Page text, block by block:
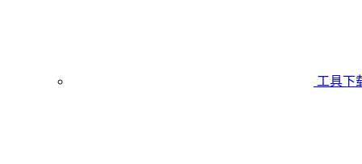
工具下